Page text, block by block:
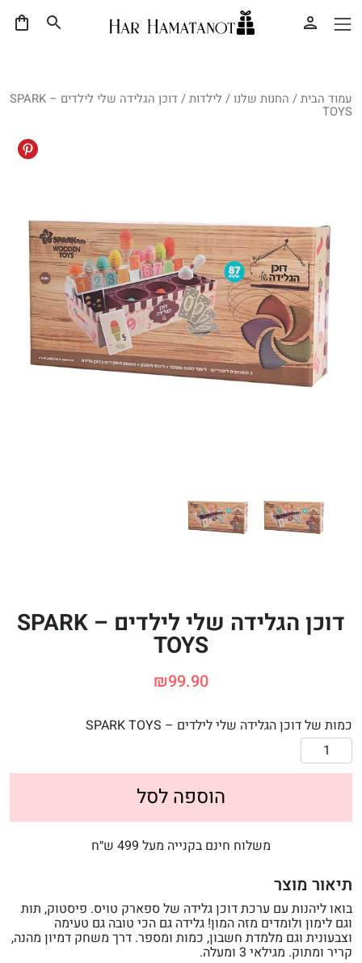
עמוד הבית/ החנות שלנו / לילדות / דוכן הגלידה שלי לילדים – SPARK
TOYS
דוכן הגלידה שלי לילדים – SPARK
TOYS
₪99.90
כמות של דוכן הגלידה שלי לילדים – SPARK TOYS
הוספה לסל
משלוח חינם בקנייה מעל 499 ש״ח
תיאור מוצר
בואו ליהנות עם ערכת דוכן גלידה של ספארק טויס. פיסטוק, תות
וגם לימון ולומדים מזה המון! גלידה גם הכי טובה גם טעימה
וצבעונית וגם מלמדת חשבון, כמות ומספר. דרך משחק דמיון מהנה,
קריר ומתוק. מגילאי 3 ומעלה.